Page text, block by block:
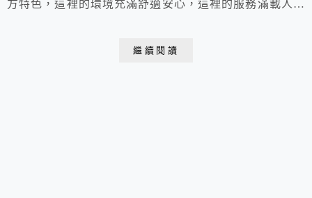
方特色，這裡的環境充滿舒適安心，這裡的服務滿載人情
繼續閱讀